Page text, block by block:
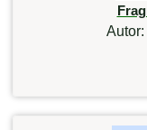
Autor: